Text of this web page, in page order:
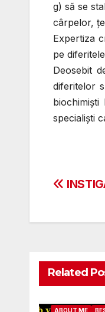
g) să se
cârpelor,
Expertiza
pe
Deosebit
diferitelor
specialişti
Post
Related
ABOUT ME